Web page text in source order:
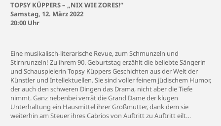
TOPSY KÜPPERS – „NIX WIE ZORES!“
Samstag, 12. März 2022
20:00 Uhr
Eine musikalisch-literarische Revue, zum Schmunzeln und
Stirnrunzeln! Zu ihrem 90. Geburtstag erzählt die beliebte Sängerin
und Schauspielerin Topsy Küppers Geschichten aus der Welt der
Künstler und Intellektuellen. Sie sind voller feinem jüdischem Humor,
der auch den schweren Dingen das Drama, nicht aber die Tiefe
nimmt. Ganz nebenbei verrät die Grand Dame der klugen
Unterhaltung ein Hausmittel ihrer Großmutter, dank dem sie
weiterhin am Steuer ihres Cabrios von Auftritt zu Auftritt eilt…